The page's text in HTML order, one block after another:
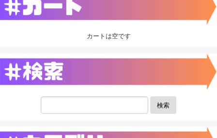
カートは空です
検索